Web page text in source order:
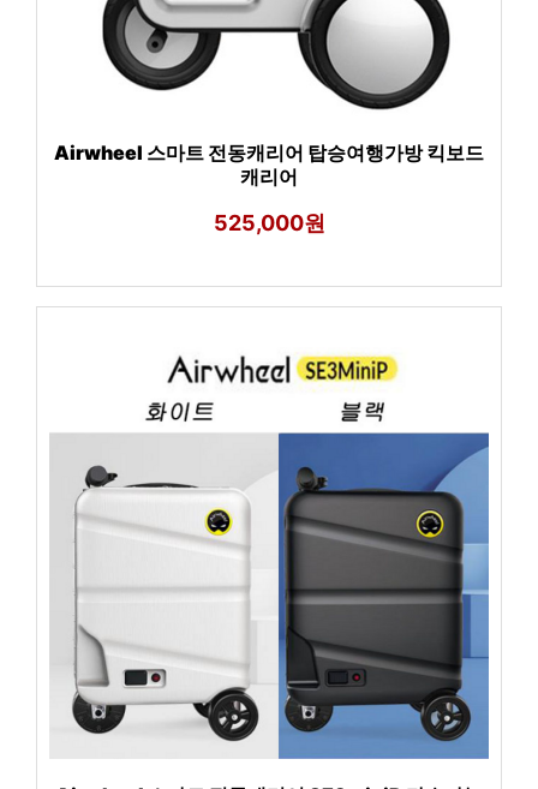
Airwheel 스마트 전동캐리어 탑승여행가방 킥보드
캐리어
525,000원